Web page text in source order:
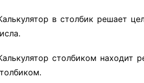
в столбик решает
столбиком находит